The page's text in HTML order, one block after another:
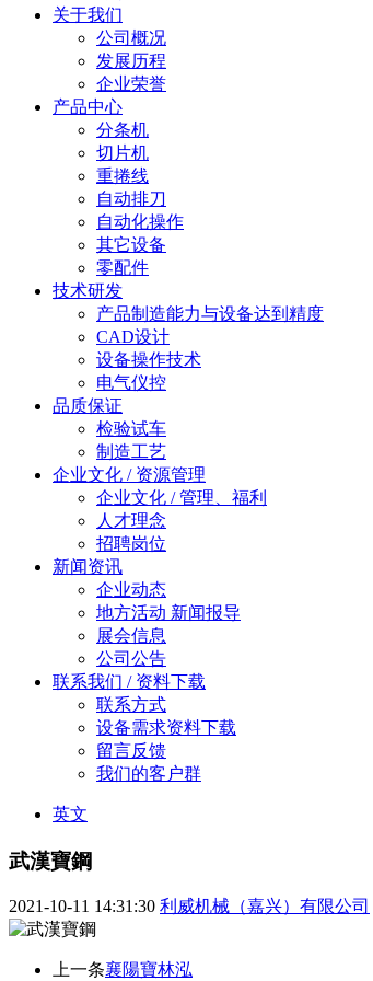
关于我们
公司概况
发展历程
企业荣誉
产品中心
分条机
切片机
重捲线
自动排刀
自动化操作
其它设备
零配件
技术研发
产品制造能力与设备达到精度
CAD设计
设备操作技术
电气仪控
品质保证
检验试车
制造工艺
企业文化 / 资源管理
企业文化 / 管理、福利
人才理念
招聘岗位
新闻资讯
企业动态
地方活动 新闻报导
展会信息
公司公告
联系我们 / 资料下载
联系方式
设备需求资料下载
留言反馈
我们的客户群
英文
武漢寶鋼
2021-10-11 14:31:30 利威机械（嘉兴）有限公司
上一条襄陽寶林泓